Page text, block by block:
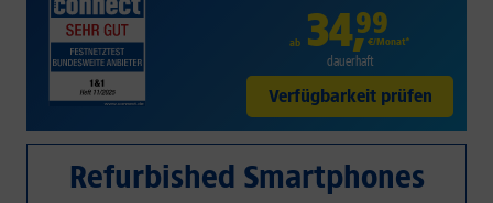
ab 34,99
€/Monat*
dauerhaft
Verfügbarkeit prüfen
Refurbished Smartphones